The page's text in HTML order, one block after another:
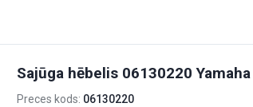
Sajūga hēbelis 06130220 Yamaha
Preces kods: 06130220